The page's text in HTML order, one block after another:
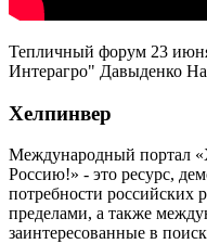
Тепличный форум 23
Интерагро" Давыденко
Хелпинвер
Международный портал
Россию!» - это ресурс,
потребности российских
пределами, а также
заинтересованные в